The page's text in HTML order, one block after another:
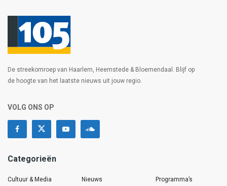
De streekomroep van Haarlem, Heemstede & Bloemendaal. Blijf op
de hoogte van het laatste nieuws uit jouw regio.
VOLG ONS OP
Categorieën
Cultuur & Media
Nieuws
Programma’s